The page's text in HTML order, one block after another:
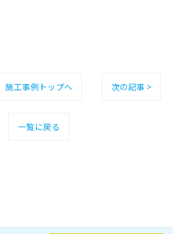
施工事例トップへ 次の記事 >
一覧に戻る